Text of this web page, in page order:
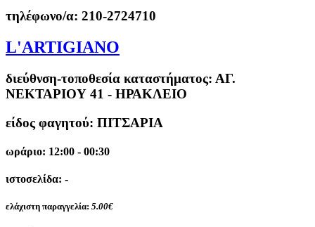
τηλέφωνο/α: 210-2724710
L'ARTIGIANO
διεύθνση-τοποθεσία καταστήματος: ΑΓ.
ΝΕΚΤΑΡΙΟΥ 41 - ΗΡΑΚΛΕΙΟ
είδος φαγητού: ΠΙΤΣΑΡΙΑ
ωράριο: 12:00 - 00:30
ιστοσελίδα: -
ελάχιστη παραγγελία: 5.00€